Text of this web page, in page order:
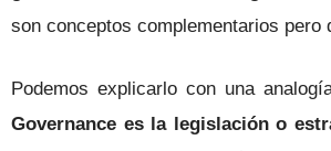
son conceptos complementarios pero
Podemos explicarlo con una
Governance es la legislación o